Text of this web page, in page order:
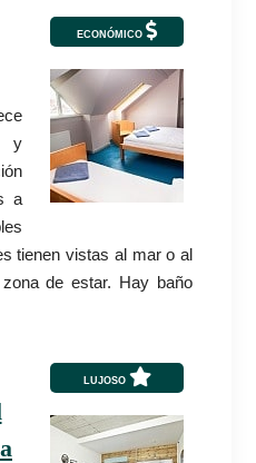
ECONÓMICO
y
a
tienen vistas al mar o al
de estar. Hay baño
LUJOSO